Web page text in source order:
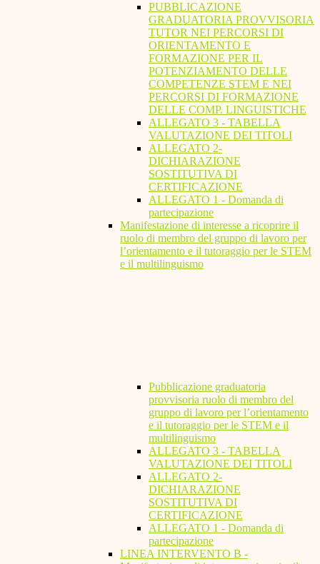
PUBBLICAZIONE
GRADUATORIA PROVVISORIA
TUTOR NEI PERCORSI DI
ORIENTAMENTO E
FORMAZIONE PER IL
POTENZIAMENTO DELLE
COMPETENZE STEM E NEI
PERCORSI DI FORMAZIONE
DELLE COMP. LINGUISTICHE
ALLEGATO 3 - TABELLA
VALUTAZIONE DEI TITOLI
ALLEGATO 2-
DICHIARAZIONE
SOSTITUTIVA DI
CERTIFICAZIONE
ALLEGATO 1 - Domanda di
partecipazione
Manifestazione di interesse a ricoprire il
ruolo di membro del gruppo di lavoro per
l’orientamento e il tutoraggio per le STEM
e il multilinguismo
Pubblicazione graduatoria
provvisoria ruolo di membro del
gruppo di lavoro per l’orientamento
e il tutoraggio per le STEM e il
multilinguismo
ALLEGATO 3 - TABELLA
VALUTAZIONE DEI TITOLI
ALLEGATO 2-
DICHIARAZIONE
SOSTITUTIVA DI
CERTIFICAZIONE
ALLEGATO 1 - Domanda di
partecipazione
LINEA INTERVENTO B -